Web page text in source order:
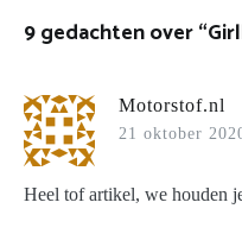
9 gedachten over “
Motorstof.nl
21 oktober
Heel tof artikel, we houden